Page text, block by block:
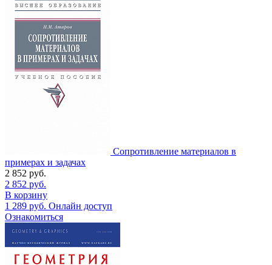
Сопротивление материалов в
примерах и задачах
2 852 руб.
2 852 руб.
В корзину
1 289 руб. Онлайн доступ
Ознакомиться